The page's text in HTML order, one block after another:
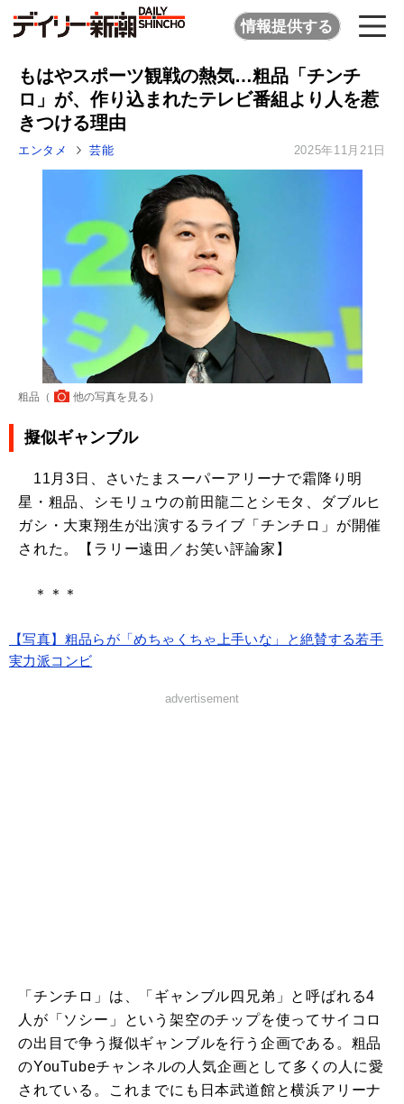
情報提供する
もはやスポーツ観戦の熱気…粗品「チンチ
ロ」が、作り込まれたテレビ番組より人を惹
きつける理由
エンタメ 芸能 2025年11月21日
粗品（ 他の写真を見る ）
擬似ギャンブル
11月3日、さいたまスーパーアリーナで霜降り明
星・粗品、シモリュウの前田龍二とシモタ、ダブルヒ
ガシ・大東翔生が出演するライブ「チンチロ」が開催
された。【ラリー遠田／お笑い評論家】
＊＊＊
【写真】粗品らが「めちゃくちゃ上手いな」と絶賛する若手
実力派コンビ
advertisement
「チンチロ」は、「ギャンブル四兄弟」と呼ばれる4
人が「ソシー」という架空のチップを使ってサイコロ
の出目で争う擬似ギャンブルを行う企画である。粗品
のYouTubeチャンネルの人気企画として多くの人に愛
されている。これまでにも日本武道館と横浜アリーナ